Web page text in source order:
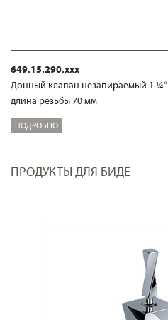
649.15.290.xxx
Донный клапан незапираемый 1 ¼“
длина резьбы 70 мм
ПОДРОБНО
ПРОДУКТЫ ДЛЯ БИДЕ